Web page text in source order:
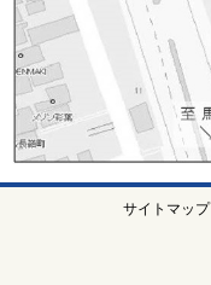
サイトマップ